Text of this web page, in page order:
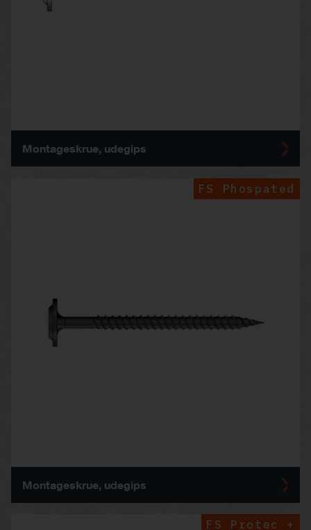
Montageskrue, udegips
FS Phospated
Montageskrue, udegips
FS Protec +